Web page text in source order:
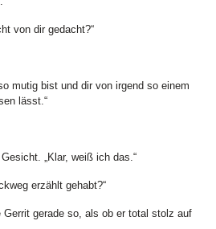
von dir gedacht?“
mutig bist und dir von irgend so einem
lässt.“
„Klar, weiß ich das.“
erzählt gehabt?“
Gerrit gerade so, als ob er total stolz auf